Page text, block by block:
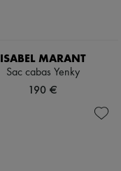
ISABEL MARANT
Sac cabas Yenky
190 €